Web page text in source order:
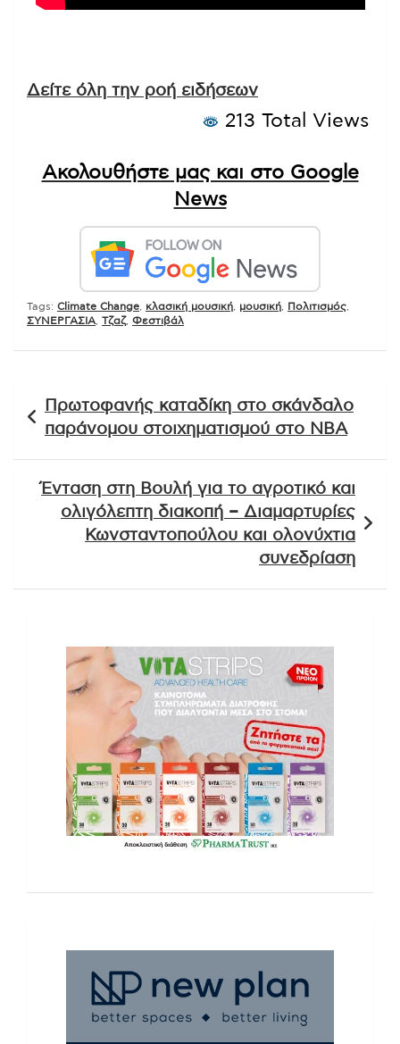
Δείτε όλη την ροή ειδήσεων
213 Total Views
Ακολουθήστε μας και στο Google
News
Tags: Climate Change κλασική μουσική μουσική Πολιτισμός
ΣΥΝΕΡΓΑΣΙΑ Τζαζ, Φεστιβάλ
άρθρων
Πρωτοφανής καταδίκη στο σκάνδαλο
παράνομου στοιχηματισμού στο ΝΒΑ
Ένταση στη Βουλή για το αγροτικό και
ολιγόλεπτη διακοπή – Διαμαρτυρίες
Κωνσταντοπούλου και ολονύχτια
συνεδρίαση